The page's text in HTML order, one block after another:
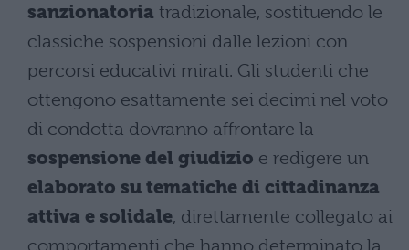
sanzionatoria tradizionale, sostituendo le
classiche sospensioni dalle lezioni con
percorsi educativi mirati. Gli studenti che
ottengono esattamente sei decimi nel voto
di condotta dovranno affrontare la
sospensione del giudizio e redigere un
elaborato su tematiche di cittadinanza
attiva e solidale, direttamente collegato ai
comportamenti che hanno determinato la